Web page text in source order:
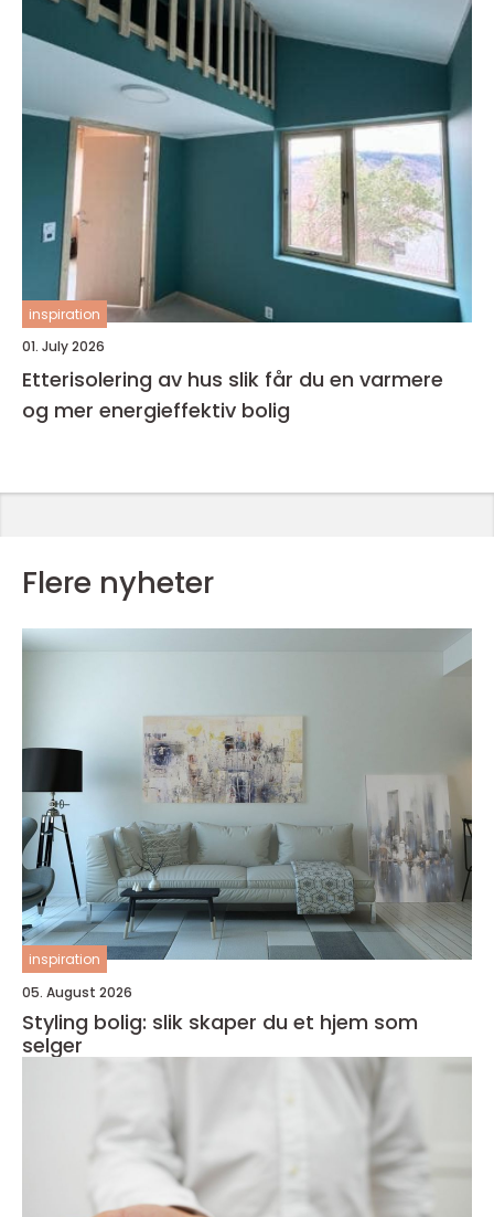
inspiration
01. July 2026
Etterisolering av hus slik får du en varmere
og mer energieffektiv bolig
Flere nyheter
inspiration
05. August 2026
Styling bolig: slik skaper du et hjem som
selger